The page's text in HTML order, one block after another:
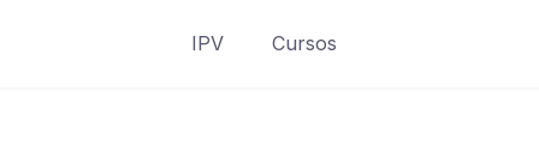
IPV Cursos